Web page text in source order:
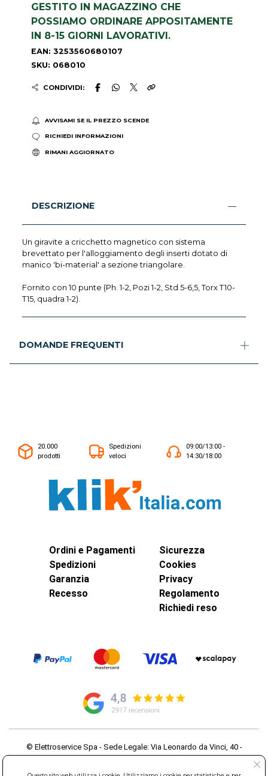
GESTITO IN MAGAZZINO CHE
POSSIAMO ORDINARE APPOSITAMENTE
IN 8-15 GIORNI LAVORATIVI.
EAN: 3253560680107
SKU: 068010
CONDIVIDI:
AVVISAMI SE IL PREZZO SCENDE
RICHIEDI INFORMAZIONI
RIMANI AGGIORNATO
DESCRIZIONE
Un giravite a cricchetto magnetico con sistema
brevettato per l'alloggiamento degli inserti dotato di
manico 'bi-material' a sezione triangolare.
Fornito con 10 punte (Ph. 1-2, Pozi 1-2, Std 5-6,5, Torx T10-
T15, quadra 1-2).
DOMANDE FREQUENTI
20.000
prodotti
Spedizioni
veloci
09:00/13:00 -
14:30/18:00
Ordini e Pagamenti
Spedizioni
Garanzia
Recesso
Sicurezza
Cookies
Privacy
Regolamento
Richiedi reso
© Elettroservice Spa - Sede Legale: Via Leonardo da Vinci, 40 -
00015 Monterotondo Scalo (RM)